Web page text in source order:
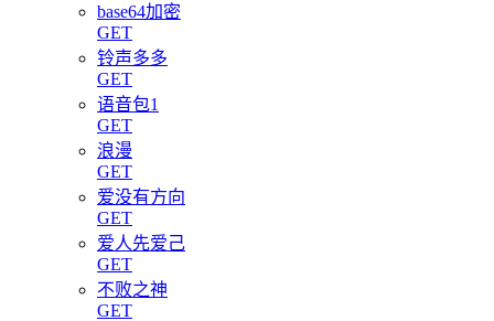
base64加密
GET
铃声多多
GET
语音包1
GET
浪漫
GET
爱没有方向
GET
爱人先爱己
GET
不败之神
GET